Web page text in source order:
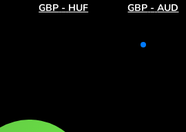
GBP - HUF GBP - AUD